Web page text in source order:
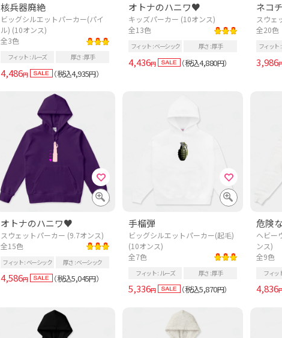
核兵器廃絶
ビッグシルエットパーカー(パイ
ル) (10オンス)
全3色
フィット ルーズ 厚さ 厚手
4,486円 （税込4,935円）
オトナのハニワ♥
キッズパーカー (10オンス)
全13色
フィット ベーシック 厚さ 厚手
4,436円 （税込4,880円）
スウェ
全20色
フィット
3,986
オトナのハニワ♥
スウェットパーカー (9.7オンス)
全15色
フィット ベーシック 厚さ ベーシック
4,586円 （税込5,045円）
手榴弾
ビッグシルエットパーカー(起毛)
(10オンス)
全7色
フィット ルーズ 厚さ 厚手
5,336円 （税込5,870円）
ヘビー
ンス)
全9色
フィッ
4,836